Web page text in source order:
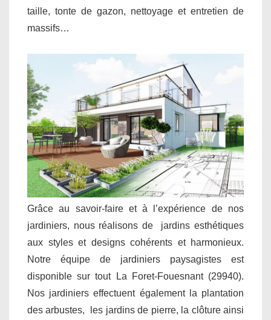
taille, tonte de gazon, nettoyage et entretien de
massifs…
Grâce au savoir-faire et à l’expérience de nos
jardiniers, nous réalisons de jardins esthétiques
aux styles et designs cohérents et harmonieux.
Notre équipe de jardiniers paysagistes est
disponible sur tout La Foret-Fouesnant (29940).
Nos jardiniers effectuent également la plantation
des arbustes, les jardins de pierre, la clôture ainsi